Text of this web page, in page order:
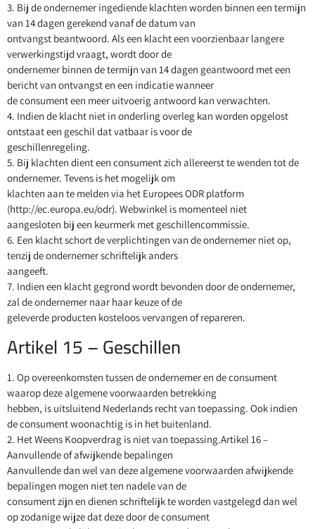
3. Bij de ondernemer ingediende klachten worden binnen een termijn
van 14 dagen gerekend vanaf de datum van
ontvangst beantwoord. Als een klacht een voorzienbaar langere
verwerkingstijd vraagt, wordt door de
ondernemer binnen de termijn van 14 dagen geantwoord met een
bericht van ontvangst en een indicatie wanneer
de consument een meer uitvoerig antwoord kan verwachten.
4. Indien de klacht niet in onderling overleg kan worden opgelost
ontstaat een geschil dat vatbaar is voor de
geschillenregeling.
5. Bij klachten dient een consument zich allereerst te wenden tot de
ondernemer. Tevens is het mogelijk om
klachten aan te melden via het Europees ODR platform
(http://ec.europa.eu/odr). Webwinkel is momenteel niet
aangesloten bij een keurmerk met geschillencommissie.
6. Een klacht schort de verplichtingen van de ondernemer niet op,
tenzij de ondernemer schriftelijk anders
aangeeft.
7. Indien een klacht gegrond wordt bevonden door de ondernemer,
zal de ondernemer naar haar keuze of de
geleverde producten kosteloos vervangen of repareren.
Artikel 15 – Geschillen
1. Op overeenkomsten tussen de ondernemer en de consument
waarop deze algemene voorwaarden betrekking
hebben, is uitsluitend Nederlands recht van toepassing. Ook indien
de consument woonachtig is in het buitenland.
2. Het Weens Koopverdrag is niet van toepassing.Artikel 16 –
Aanvullende of afwijkende bepalingen
Aanvullende dan wel van deze algemene voorwaarden afwijkende
bepalingen mogen niet ten nadele van de
consument zijn en dienen schriftelijk te worden vastgelegd dan wel
op zodanige wijze dat deze door de consument